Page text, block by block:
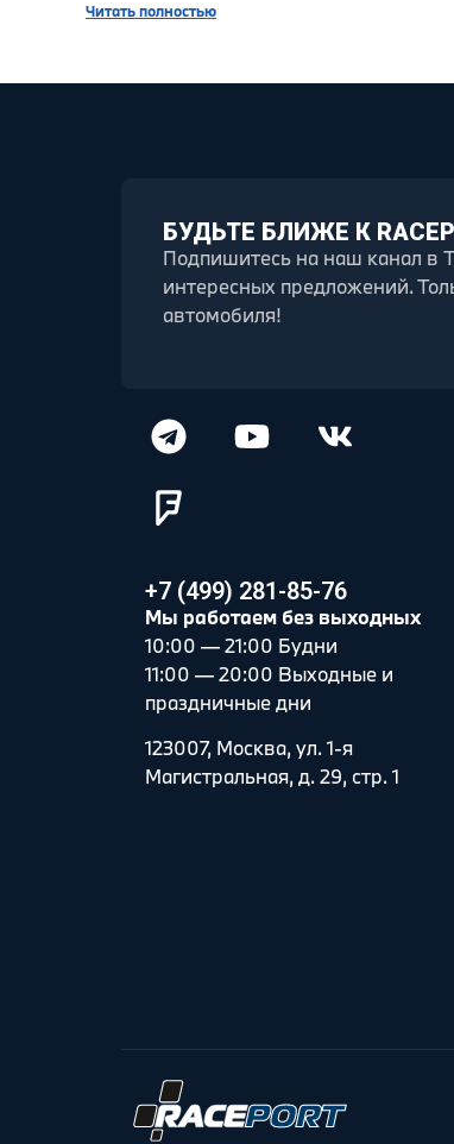
Читать полностью
БУДЬТЕ БЛИЖЕ К
Подпишитесь на наш канал в
интересных предложений.
автомобиля!
+7 (499) 281-85-76
Мы работаем без выходных
10:00 — 21:00 Будни
11:00 — 20:00 Выходные и
праздничные дни
123007, Москва, ул. 1-я
Магистральная, д. 29, стр. 1